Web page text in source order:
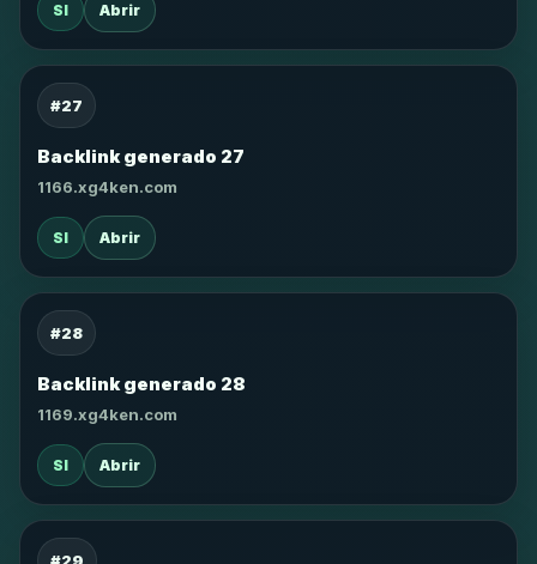
SI Abrir
#27
Backlink generado 27
1166.xg4ken.com
SI Abrir
#28
Backlink generado 28
1169.xg4ken.com
SI Abrir